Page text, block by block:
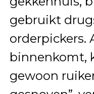
gebruikt
orderpickers.
binnenkomt,
gewoon